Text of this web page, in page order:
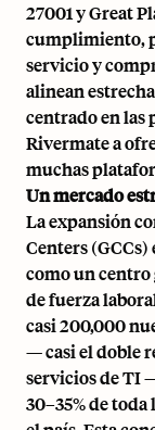
27001 y Great
cumplimiento,
servicio y
alinean
centrado en las
Rivermate a
muchas
Un mercado
La expansión
Centers
como un centro
de fuerza
casi 200,000
— casi el doble
servicios de TI
30–35% de